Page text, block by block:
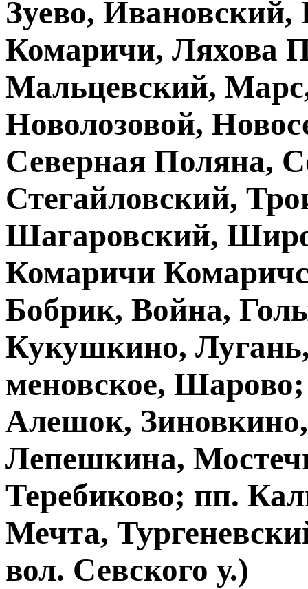
Зуево,
Комаричи, Ляхова
Мальцевский,
Новолозовой,
Северная Поляна,
Стегайловский,
Шагаровский,
Комаричи
Бобрик, Война,
Кукушкино,
меновское,
Алешок,
Лепешкина,
Теребиково; пп.
Мечта,
вол. Севского у.)